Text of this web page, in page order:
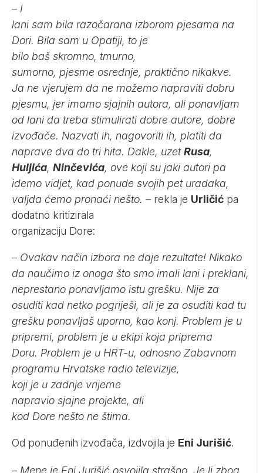
– I
lani sam bila razočarana izborom pjesama na
Dori. Bila sam u Opatiji, to je
bilo baš skromno, tmurno,
sumorno, pjesme osrednje, praktično nikakve.
Ja ne vjerujem da ne možemo napraviti dobru
pjesmu, jer imamo sjajnih autora, ali ponavljam
od lani da treba stimulirati dobre autore, dobre
izvođače. Nazvati ih, nagovoriti ih, platiti da
naprave dva do tri hita. Dakle, uzetRusa,
Huljića, Ninčevića, ove koji su jaki autori pa
idemo vidjet, kad ponude svojih pet uradaka,
valjda ćemo pronaći nešto. – rekla je Urličić pa
dodatno kritizirala
organizaciju Dore:
– Ovakav način izbora ne daje rezultate! Nikako
da naučimo iz onoga što smo imali lani i preklani,
neprestano ponavljamo istu grešku. Nije za
osuditi kad netko pogriješi, ali je za osuditi kad tu
grešku ponavljaš uporno, kao konj. Problem je u
pripremi, problem je u ekipi koja priprema
Doru. Problem je u HRT-u, odnosno Zabavnom
programu Hrvatske radio televizije,
koji je u zadnje vrijeme
napravio sjajne projekte, ali
kod Dore nešto ne štima.
Od ponuđenih izvođača, izdvojila je Eni Jurišić.